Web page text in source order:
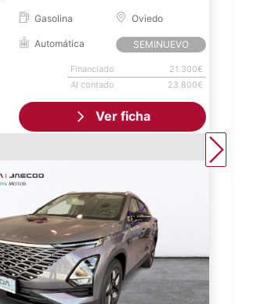
Gasolina Oviedo
Automática SEMINUEVO
Financiado
21.300€
Al contado
23.800€
Ver ficha